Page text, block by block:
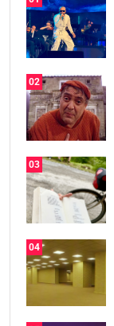
02
03
04